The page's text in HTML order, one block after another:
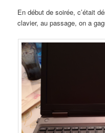
En début de soirée, c’était
clavier, au passage, on a